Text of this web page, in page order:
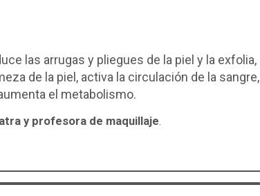
las arrugas y pliegues de la piel y la exfolia,
de la piel, activa la circulación de la sangre,
el metabolismo.
y profesora de maquillaje.